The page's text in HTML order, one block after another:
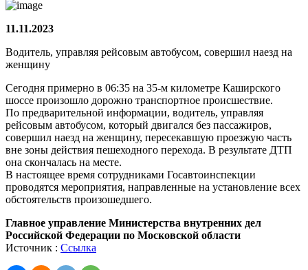
11.11.2023
Водитель, управляя рейсовым автобусом, совершил наезд на
женщину
Сегодня примерно в 06:35 на 35-м километре Каширского
шоссе произошло дорожно транспортное происшествие.
По предварительной информации, водитель, управляя
рейсовым автобусом, который двигался без пассажиров,
совершил наезд на женщину, пересекавшую проезжую часть
вне зоны действия пешеходного перехода. В результате ДТП
она скончалась на месте.
В настоящее время сотрудниками Госавтоинспекции
проводятся мероприятия, направленные на установление всех
обстоятельств произошедшего.
Главное управление Министерства внутренних дел
Российской Федерации по Московской области
Источник : Ссылка